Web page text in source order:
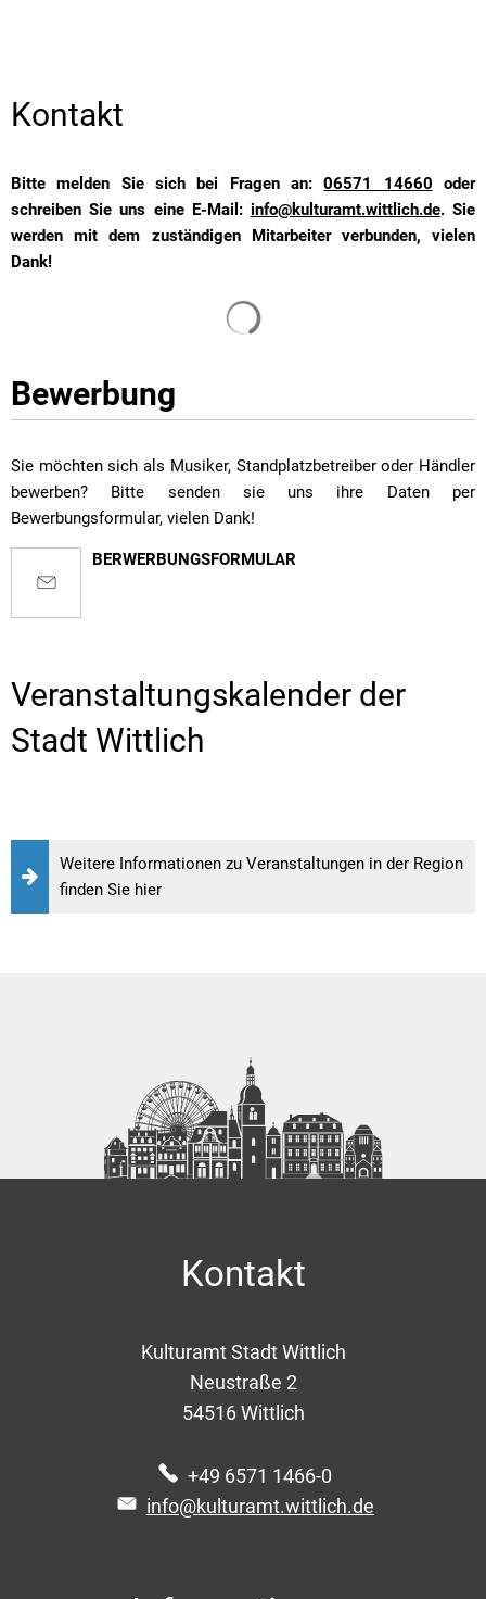
Kontakt
Bitte melden Sie sich bei Fragen an:06571 14660 oder
schreiben Sie uns eine E-Mail: info@kulturamt.wittlich.de. Sie
werden mit dem zuständigen Mitarbeiter verbunden, vielen
Dank!
Bewerbung
Sie möchten sich als Musiker, Standplatzbetreiber oder Händler
bewerben? Bitte senden sie uns ihre Daten per
Bewerbungsformular, vielen Dank!
BERWERBUNGSFORMULAR
Veranstaltungskalender der
Stadt Wittlich
Weitere Informationen zu Veranstaltungen in der Region
finden Sie hier
Kontakt
Kulturamt Stadt Wittlich
Neustraße 2
54516 Wittlich
+49 6571 1466-0
info@kulturamt.wittlich.de